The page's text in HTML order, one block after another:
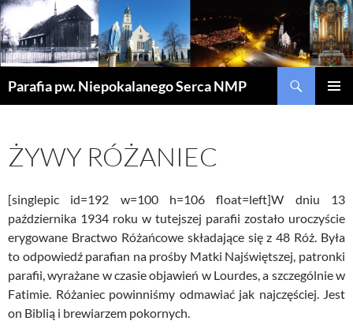
Parafia pw. Niepokalanego Serca NMP
ŻYWY RÓŻANIEC
[singlepic id=192 w=100 h=106 float=left]W dniu 13
października 1934 roku w tutejszej parafii zostało uroczyście
erygowane Bractwo Różańcowe składające się z 48 Róż. Była
to odpowiedź parafian na prośby Matki Najświętszej, patronki
parafii, wyrażane w czasie objawień w Lourdes, a szczególnie w
Fatimie. Różaniec powinniśmy odmawiać jak najczęściej. Jest
on Biblią i brewiarzem pokornych.